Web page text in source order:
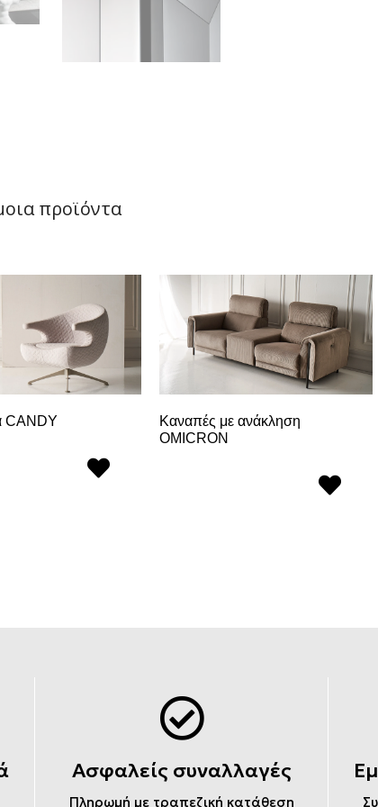
προϊόντα
CANDY
Καναπές με ανάκληση
OMICRON
Ασφαλείς συναλλαγές
Πληρωμή με τραπεζική κατάθεση